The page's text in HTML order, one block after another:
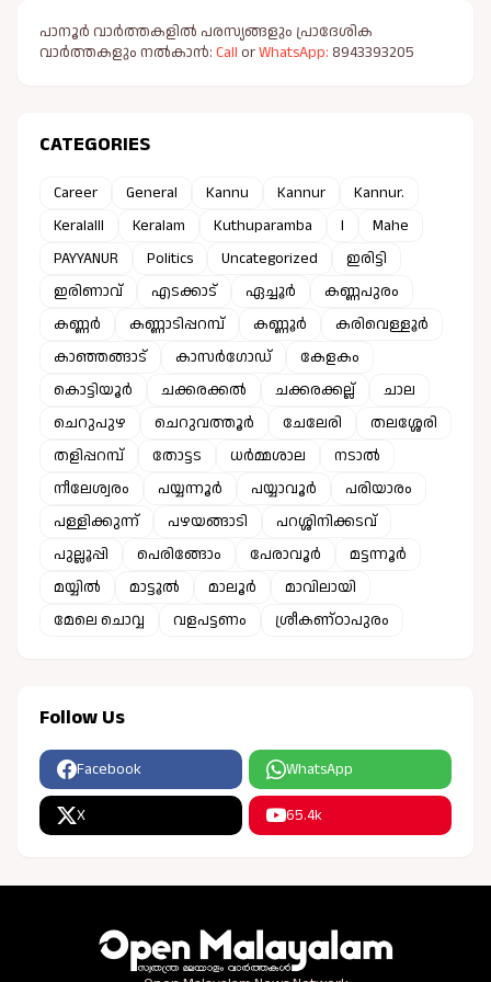
പാനൂർ വാർത്തകളിൽ പരസ്യങ്ങളും പ്രാദേശിക
വാർത്തകളും നൽകാൻ: Call orWhatsApp: 8943393205
CATEGORIES
Career General Kannu Kannur
Kannur.
Keralalll
Keralam Kuthuparamba l
Mahe
PAYYANUR
Politics Uncategorized
ഇരിട്ടി
ഇരിണാവ്
എടക്കാട് ഏച്ചൂർ
കണ്ണപുരം
കണ്ണർ
കണ്ണാടിപ്പറമ്പ് കണ്ണൂർ
കരിവെള്ളൂർ
കാഞ്ഞങ്ങാട്
കാസർഗോഡ്
കേളകം
കൊട്ടിയൂർ
ചക്കരക്കൽ ചക്കരക്കല്ല്
ചാല
ചെറുപുഴ
ചെറുവത്തൂർ ചേലേരി
തലശ്ശേരി
തളിപ്പറമ്പ്
തോട്ടട ധർമ്മശാല
നടാൽ
നീലേശ്വരം
പയ്യന്നൂർ പയ്യാവൂർ
പരിയാരം
പള്ളിക്കുന്ന്
പഴയങ്ങാടി
പറശ്ശിനിക്കടവ്
പുല്ലൂപ്പി
പെരിങ്ങോം പേരാവൂർ
മട്ടന്നൂർ
മയ്യിൽ
മാട്ടൂൽ മാലൂർ
മാവിലായി
മേലെ ചൊവ്വ
വളപട്ടണം ശ്രീകണ്ഠാപുരം
Follow Us
Facebook WhatsApp
X 65.4k